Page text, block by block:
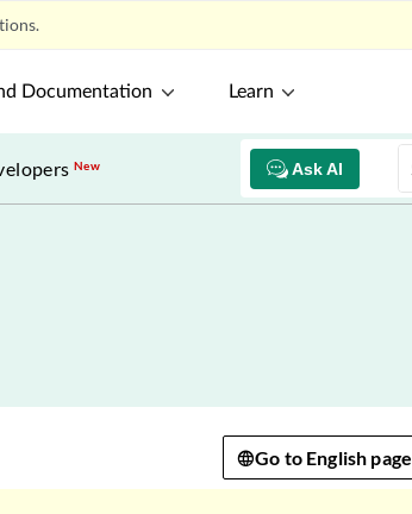
Documentation Learn
Ask AI
New
Go to English page